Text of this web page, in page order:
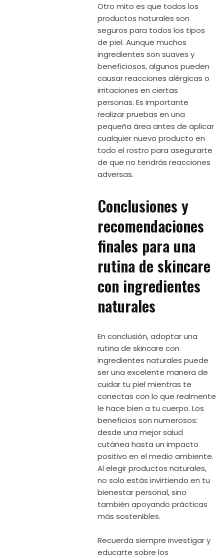
Otro mito es que todos los
productos naturales son
seguros para todos los tipos
de piel. Aunque muchos
ingredientes son suaves y
beneficiosos, algunos pueden
causar reacciones alérgicas o
irritaciones en ciertas
personas. Es importante
realizar pruebas en una
pequeña área antes de aplicar
cualquier nuevo producto en
todo el rostro para asegurarte
de que no tendrás reacciones
adversas.
Conclusiones y
recomendaciones
finales para una
rutina de skincare
con ingredientes
naturales
En conclusión, adoptar una
rutina de skincare con
ingredientes naturales puede
ser una excelente manera de
cuidar tu piel mientras te
conectas con lo que realmente
le hace bien a tu cuerpo. Los
beneficios son numerosos:
desde una mejor salud
cutánea hasta un impacto
positivo en el medio ambiente.
Al elegir productos naturales,
no solo estás invirtiendo en tu
bienestar personal, sino
también apoyando prácticas
más sostenibles.
Recuerda siempre investigar y
educarte sobre los